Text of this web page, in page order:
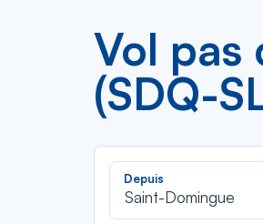
Vol pas
(SDQ-
Depuis
Saint-Domingue